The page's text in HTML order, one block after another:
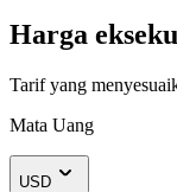
Harga
Tarif yang
Mata Uang
USD